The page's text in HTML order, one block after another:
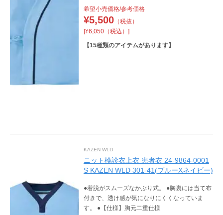
希望小売価格/参考価格
¥5,500（税抜）
[¥6,050（税込）]
【15種類のアイテムがあります】
KAZEN WLD
ニット検診衣上衣 患者衣 24-9864-0001
S KAZEN WLD 301-41(ブルーXネイビー)
●着脱がスムーズなかぶり式。 ●胸裏には当て布
付きで、透け感が気になりにくくなっていま
す。 ●【仕様】胸元二重仕様